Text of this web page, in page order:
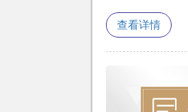
查看详情